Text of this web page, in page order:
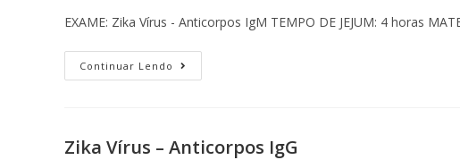
EXAME: Zika Vírus - Anticorpos IgM TEMPO DE JEJUM: 4 horas
Continuar Lendo
Zika Vírus – Anticorpos IgG